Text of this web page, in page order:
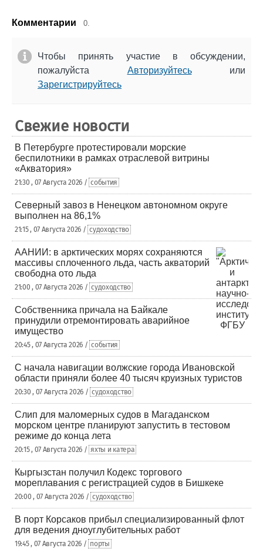
Комментарии 0.
Чтобы принять участие в обсуждении,
пожалуйста Авторизуйтесьили
Зарегистрируйтесь
Свежие новости
В Петербурге протестировали морские
беспилотники в рамках отраслевой витрины
«Акватория»
21:30 , 07 Августа 2026 / события
Северный завоз в Ненецком автономном округе
выполнен на 86,1%
21:15 , 07 Августа 2026 / судоходство
ААНИИ: в арктических морях сохраняются
массивы сплоченного льда, часть акваторий
свободна ото льда
21:00 , 07 Августа 2026 / судоходство
Собственника причала на Байкале
принудили отремонтировать аварийное
имущество
20:45 , 07 Августа 2026 / события
С начала навигации волжские города Ивановской
области приняли более 40 тысяч круизных туристов
20:30 , 07 Августа 2026 / судоходство
Слип для маломерных судов в Магаданском
морском центре планируют запустить в тестовом
режиме до конца лета
20:15 , 07 Августа 2026 / яхты и катера
Кыргызстан получил Кодекс торгового
мореплавания с регистрацией судов в Бишкеке
20:00 , 07 Августа 2026 / судоходство
В порт Корсаков прибыл специализированный флот
для ведения дноуглубительных работ
19:45 , 07 Августа 2026 / порты